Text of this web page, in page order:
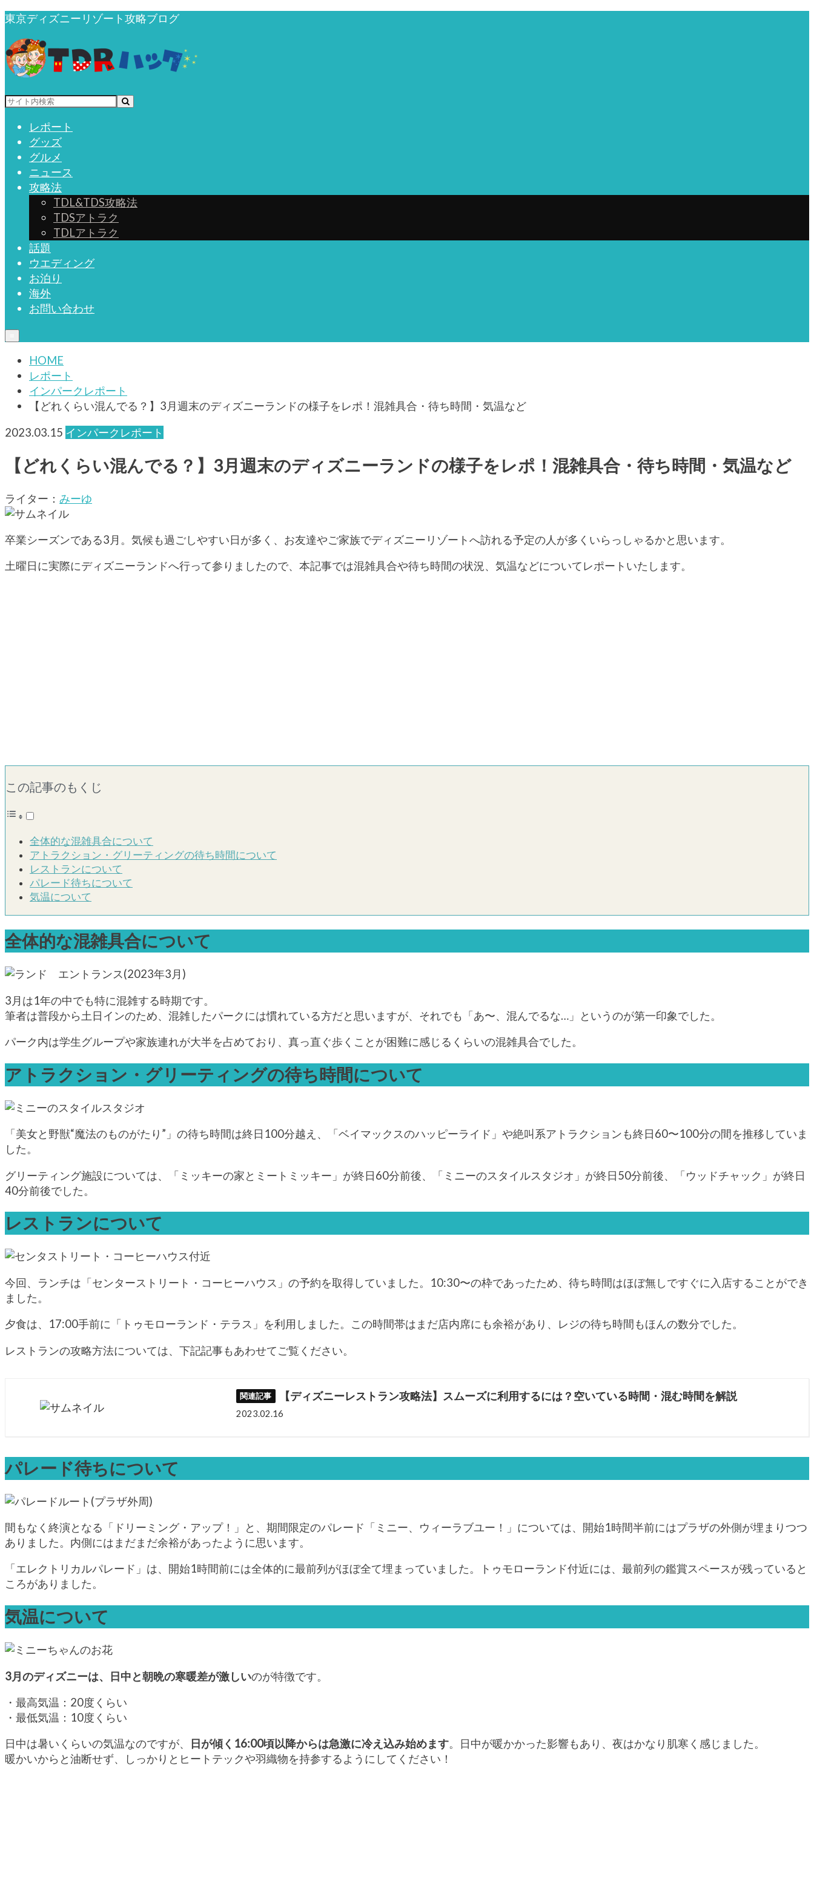
東京ディズニーリゾート攻略ブログ
レポート
グッズ
グルメ
ニュース
攻略法
TDL&TDS攻略法
TDSアトラク
TDLアトラク
話題
ウエディング
お泊り
海外
お問い合わせ
HOME
レポート
インパークレポート
【どれくらい混んでる？】3月週末のディズニーランドの様子をレポ！混雑具合・待ち時間・気温など
2023.03.15 インパークレポート
【どれくらい混んでる？】3月週末のディズニーランドの様子をレポ！混雑具合・待ち時間・気温など
ライター： みーゆ
卒業シーズンである3月。気候も過ごしやすい日が多く、お友達やご家族でディズニーリゾートへ訪れる予定の人が多くいらっしゃるかと思います。
土曜日に実際にディズニーランドへ行って参りましたので、本記事では混雑具合や待ち時間の状況、気温などについてレポートいたします。
この記事のもくじ
全体的な混雑具合について
アトラクション・グリーティングの待ち時間について
レストランについて
パレード待ちについて
気温について
全体的な混雑具合について
3月は1年の中でも特に混雑する時期です。
筆者は普段から土日インのため、混雑したパークには慣れている方だと思いますが、それでも「あ〜、混んでるな…」というのが第一印象でした。
パーク内は学生グループや家族連れが大半を占めており、真っ直ぐ歩くことが困難に感じるくらいの混雑具合でした。
アトラクション・グリーティングの待ち時間について
「美女と野獣“魔法のものがたり”」の待ち時間は終日100分越え、「ベイマックスのハッピーライド」や絶叫系アトラクションも終日60〜100分の間を推移していま
した。
グリーティング施設については、「ミッキーの家とミートミッキー」が終日60分前後、「ミニーのスタイルスタジオ」が終日50分前後、「ウッドチャック」が終日
40分前後でした。
レストランについて
今回、ランチは「センターストリート・コーヒーハウス」の予約を取得していました。10:30〜の枠であったため、待ち時間はほぼ無しですぐに入店することができ
ました。
夕食は、17:00手前に「トゥモローランド・テラス」を利用しました。この時間帯はまだ店内席にも余裕があり、レジの待ち時間もほんの数分でした。
レストランの攻略方法については、下記記事もあわせてご覧ください。
【ディズニーレストラン攻略法】スムーズに利用するには？空いている時間・混む時間を解説
2023.02.16
パレード待ちについて
間もなく終演となる「ドリーミング・アップ！」と、期間限定のパレード「ミニー、ウィーラブユー！」については、開始1時間半前にはプラザの外側が埋まりつつ
ありました。内側にはまだまだ余裕があったように思います。
「エレクトリカルパレード」は、開始1時間前には全体的に最前列がほぼ全て埋まっていました。トゥモローランド付近には、最前列の鑑賞スペースが残っていると
ころがありました。
気温について
3月のディズニーは、日中と朝晩の寒暖差が激しいのが特徴です。
・最高気温：20度くらい
・最低気温：10度くらい
日中は暑いくらいの気温なのですが、
日が傾く16:00頃以降からは急激に冷え込み始めます。日中が暖かかった影響もあり、夜はかなり肌寒く感じました。
暖かいからと油断せず、しっかりとヒートテックや羽織物を持参するようにしてください！